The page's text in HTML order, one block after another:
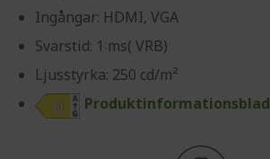
Ingångar: HDMI, VGA
Svarstid: 1 ms( VRB)
Ljusstyrka: 250 cd/m²
Produktinformationsblad